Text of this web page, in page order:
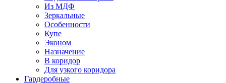
Из МДФ
Зеркальные
Особенности
Купе
Эконом
Назначение
В коридор
Для узкого коридора
Гардеробные